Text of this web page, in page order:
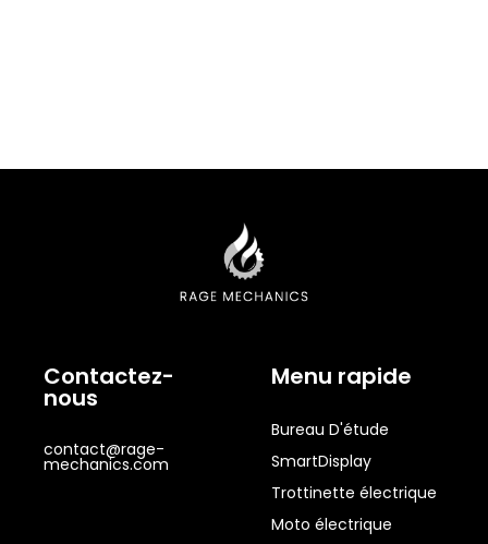
Contactez-
nous
contact@rage-
mechanics.com
Menu rapide
Bureau D'étude
SmartDisplay
Trottinette électrique
Moto électrique